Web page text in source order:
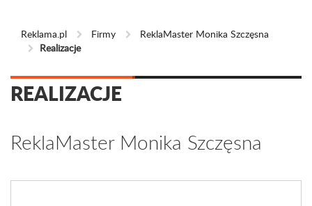
Reklama.pl Firmy
ReklaMaster Monika Szczęsna
Realizacje
REALIZACJE
ReklaMaster Monika Szczęsna